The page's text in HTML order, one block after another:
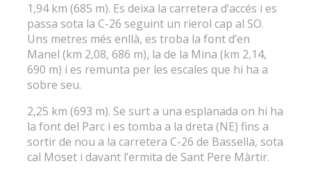
1,94 km (685 m). Es deixa la carretera d’accés i es
passa sota la C-26 seguint un rierol cap al SO.
Uns metres més enllà, es troba la font d’en
Manel (km 2,08, 686 m), la de la Mina (km 2,14,
690 m) i es remunta per les escales que hi ha a
sobre seu.
2,25 km (693 m). Se surt a una esplanada on hi ha
la font del Parc i es tomba a la dreta (NE) fins a
sortir de nou a la carretera C-26 de Bassella, sota
cal Moset i davant l’ermita de Sant Pere Màrtir.